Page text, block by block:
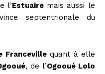
l’Estuaire mais aussi le
septentrionale du
Francevillequant à elle
, de l’Ogooué Lolo